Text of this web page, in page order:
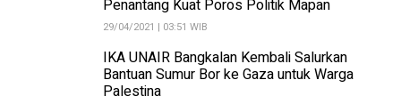
Penantang Kuat Poros Politik Mapan
29/04/2021 | 03:51 WIB
IKA UNAIR Bangkalan Kembali Salurkan
Bantuan Sumur Bor ke Gaza untuk Warga
Palestina